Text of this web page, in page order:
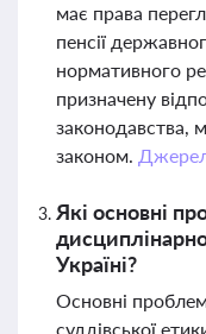
має права
пенсії
нормативного
призначену
законодавства,
законом.
Які основні
Україні?
Основні
суддівської